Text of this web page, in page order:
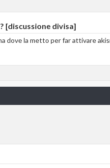
[discussione divisa]
dove la metto per far attivare